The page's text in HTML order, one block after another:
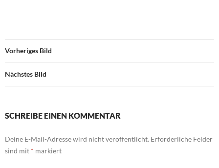
Vorheriges Bild
Nächstes Bild
SCHREIBE EINEN KOMMENTAR
Deine E-Mail-Adresse wird nicht veröffentlicht. Erforderliche Felder
sind mit * markiert